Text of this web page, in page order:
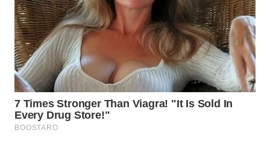
WN
NIAS
WN
LANGKAT
WN
TAPANULI
SELATAN